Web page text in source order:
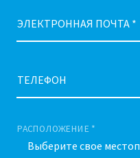
ЭЛЕКТРОННАЯ ПОЧТА *
ТЕЛЕФОН
РАСПОЛОЖЕНИЕ *